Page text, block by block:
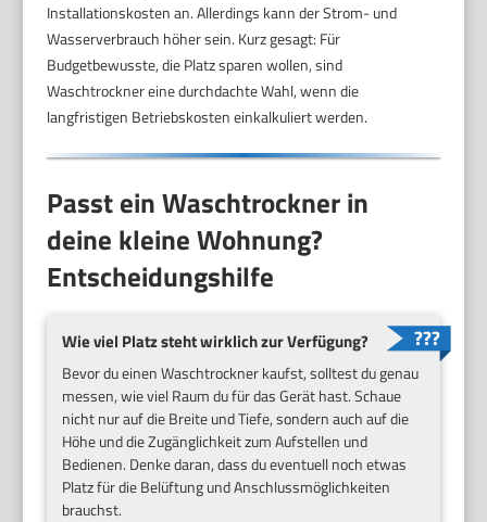
Installationskosten an. Allerdings kann der Strom- und
Wasserverbrauch höher sein. Kurz gesagt: Für
Budgetbewusste, die Platz sparen wollen, sind
Waschtrockner eine durchdachte Wahl, wenn die
langfristigen Betriebskosten einkalkuliert werden.
Passt ein Waschtrockner in
deine kleine Wohnung?
Entscheidungshilfe
Wie viel Platz steht wirklich zur Verfügung?
Bevor du einen Waschtrockner kaufst, solltest du genau
messen, wie viel Raum du für das Gerät hast. Schaue
nicht nur auf die Breite und Tiefe, sondern auch auf die
Höhe und die Zugänglichkeit zum Aufstellen und
Bedienen. Denke daran, dass du eventuell noch etwas
Platz für die Belüftung und Anschlussmöglichkeiten
brauchst.